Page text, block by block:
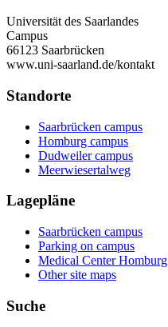
Universität des Saarlandes
Campus
66123 Saarbrücken
www.uni-saarland.de/kontakt
Standorte
Saarbrücken campus
Homburg campus
Dudweiler campus
Meerwiesertalweg
Lagepläne
Saarbrücken campus
Parking on campus
Medical Center Homburg
Other site maps
Suche